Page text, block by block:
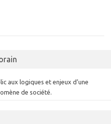
aux logiques et enjeux d’une
de société.